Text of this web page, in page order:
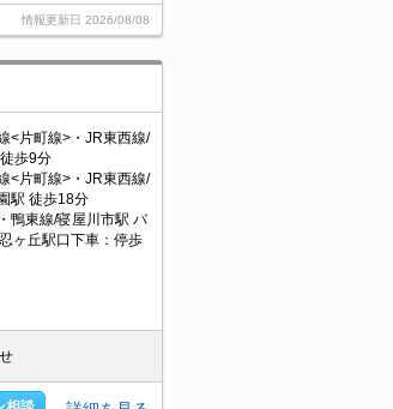
情報更新日 2026/08/08
<片町線>・JR東西線/
歩9分
<片町線>・JR東西線/
駅 徒歩18分
鴨東線/寝屋川市駅 バ
ヶ丘駅口下車：停歩